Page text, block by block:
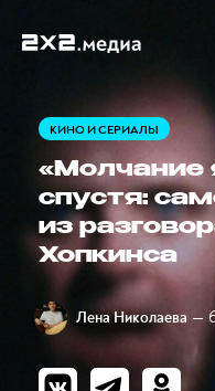
КИНО И СЕРИАЛЫ
«Молчание
спустя:
из
Хопкинса
Лена Николаева —